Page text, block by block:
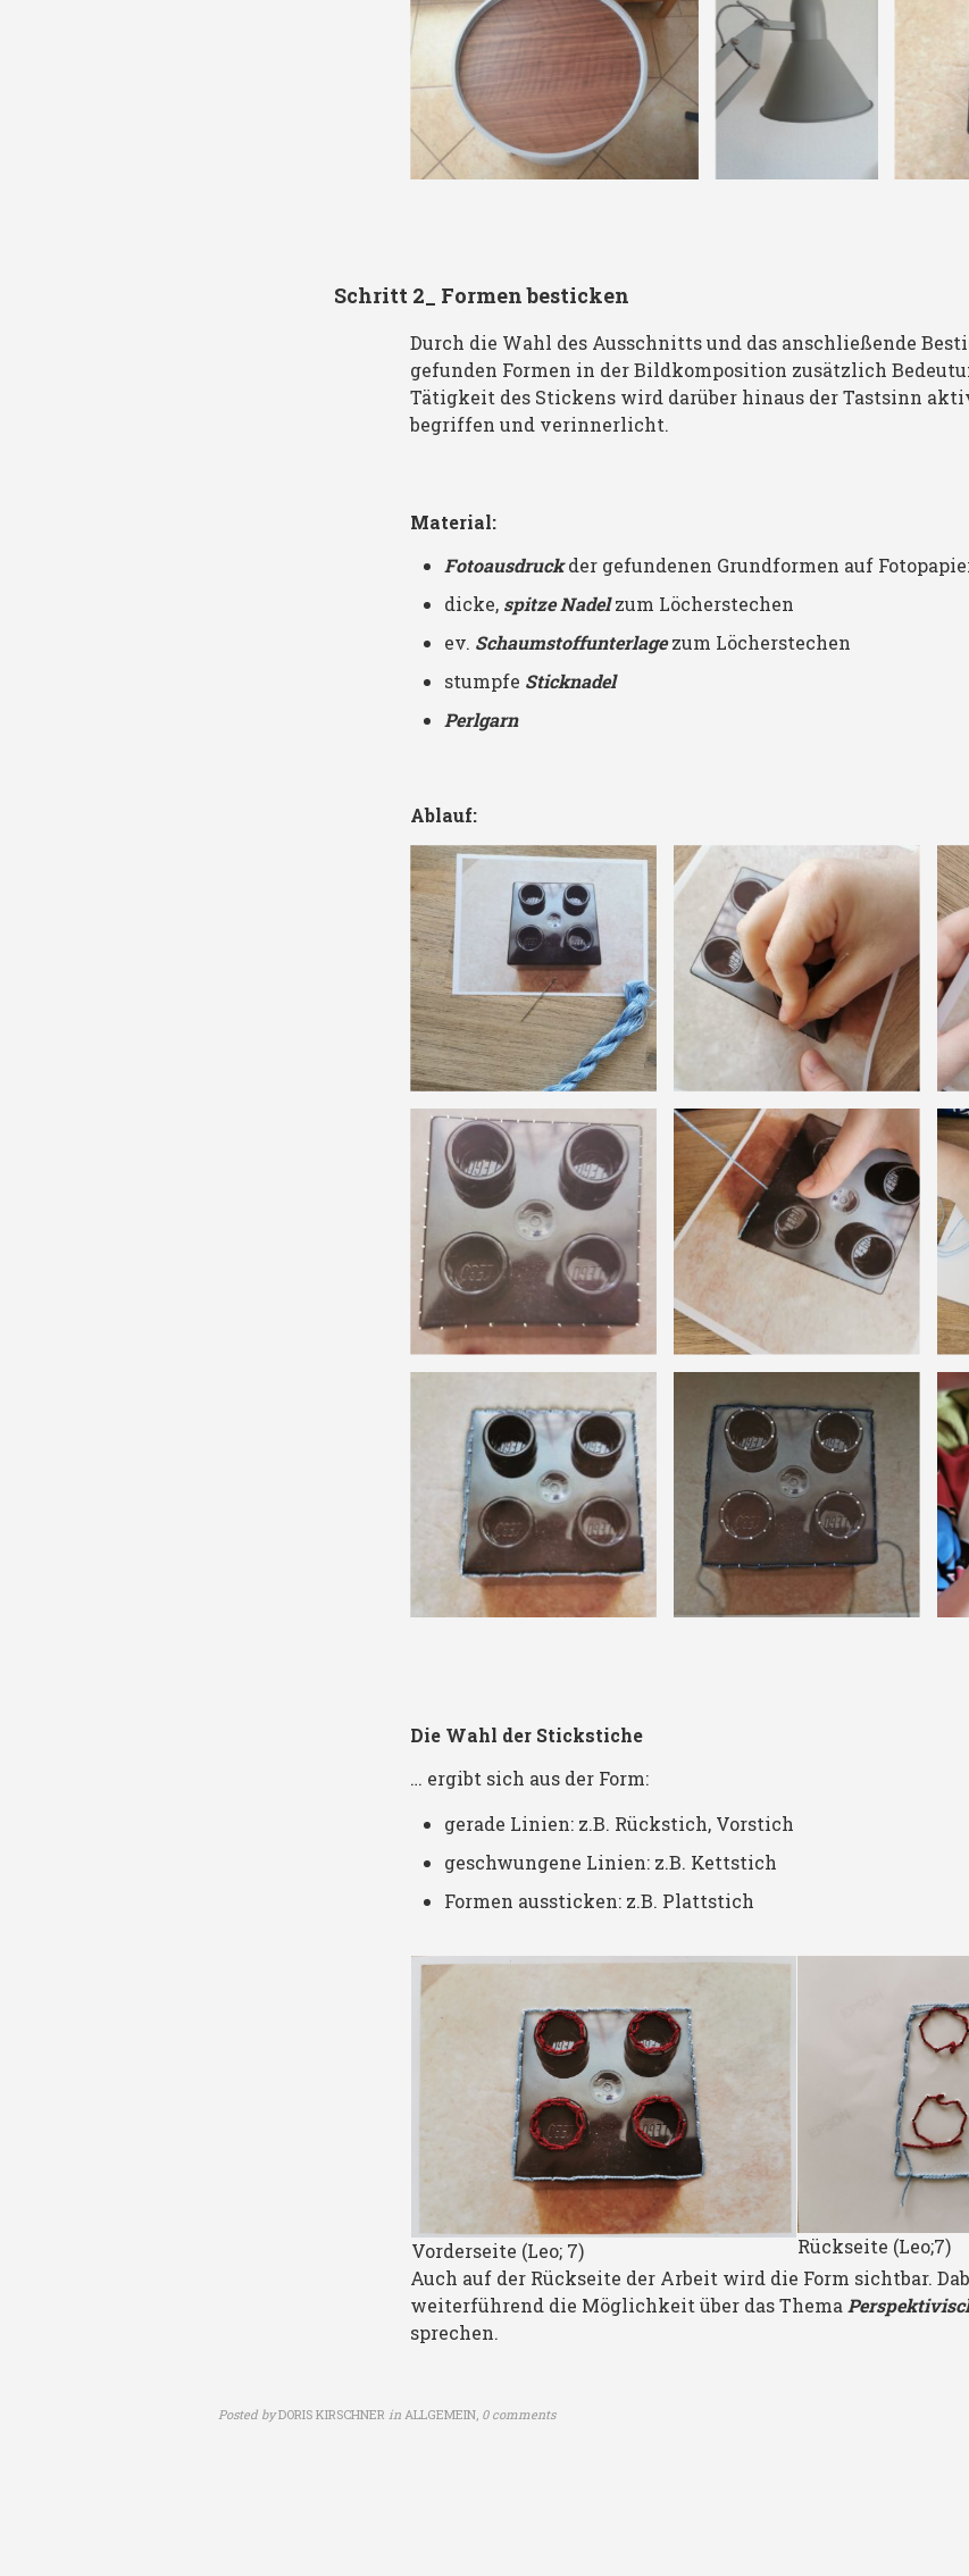
Schritt 2_ Formen besticken
Durch die Wahl des Ausschnitts und das anschließende
gefunden Formen in der Bildkomposition zusätzlich
Tätigkeit des Stickens wird darüber hinaus der Tastsinn
begriffen und verinnerlicht.
Material:
Fotoausdruckder gefundenen Grundformen auf
dicke, spitze Nadelzum Löcherstechen
ev. Schaumstoffunterlagezum Löcherstechen
stumpfe Sticknadel
Perlgarn
Ablauf:
prickeln
Quadrat in
Rückstich
Rückstich
Kreise
geprickelt
Kreise in
Kettstich
Die Wahl der Stickstiche
… ergibt sich aus der Form:
gerade Linien: z.B. Rückstich, Vorstich
geschwungene Linien: z.B. Kettstich
Formen aussticken: z.B. Plattstich
Vorderseite (Leo; 7)
Rückseite (Leo;7)
Auch auf der Rückseite der Arbeit wird die Form sichtbar.
weiterführend die Möglichkeit über das Thema
sprechen.
Posted by DORIS KIRSCHNER in ALLGEMEIN, 0 comments